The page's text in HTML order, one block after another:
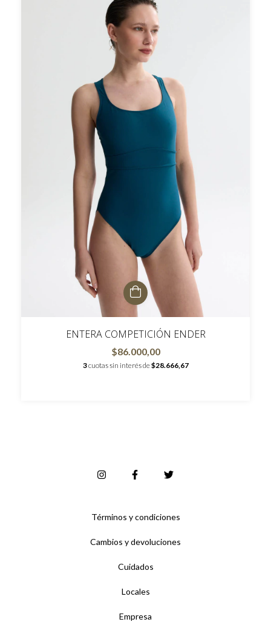
ENTERA COMPETICIÓN ENDER
$86.000,00
3cuotas sin interés de$28.666,67
Términos y condiciones
Cambios y devoluciones
Cuidados
Locales
Empresa